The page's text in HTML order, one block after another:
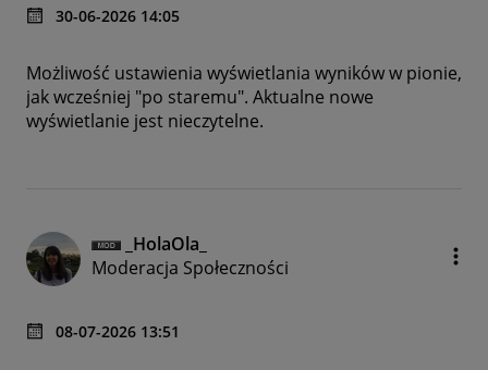
‎30-06-2026 14:05
Możliwość ustawienia wyświetlania wyników w pionie,
jak wcześniej "po staremu". Aktualne nowe
wyświetlanie jest nieczytelne.
_HolaOla_
Moderacja Społeczności
‎08-07-2026 13:51